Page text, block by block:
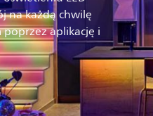
na każdą chwilę
aplikację i